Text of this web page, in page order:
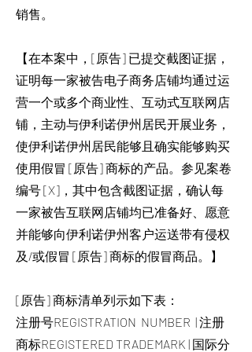
销售。
【在本案中，[原告] 已提交截图证据，
证明每一家被告电子商务店铺均通过运
营一个或多个商业性、互动式互联网店
铺，主动与伊利诺伊州居民开展业务，
使伊利诺伊州居民能够且确实能够购买
使用假冒 [原告] 商标的产品。参见案卷
编号 [X]，其中包含截图证据，确认每
一家被告互联网店铺均已准备好、愿意
并能够向伊利诺伊州客户运送带有侵权
及/或假冒 [原告] 商标的假冒商品。】
[原告] 商标清单列示如下表：
注册号REGISTRATION NUMBER | 注册
商标REGISTERED TRADEMARK | 国际分